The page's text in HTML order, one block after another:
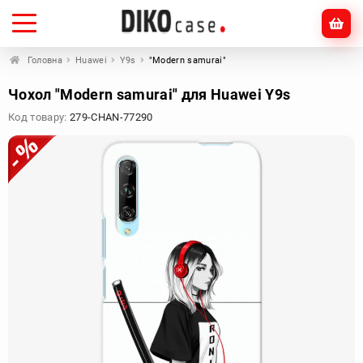
Головна Huawei Y9s "Modern samurai"
Чохол "Modern samurai" для Huawei Y9s
Код товару: 279-CHAN-77290